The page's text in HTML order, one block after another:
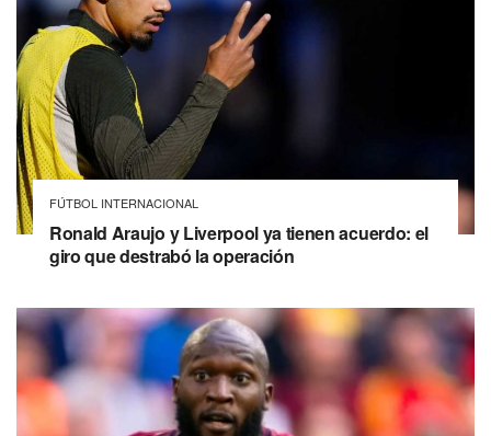
FÚTBOL INTERNACIONAL
Ronald Araujo y Liverpool ya tienen acuerdo: el
giro que destrabó la operación